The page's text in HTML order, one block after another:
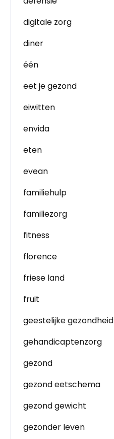
digitale zorg
diner
één
eet je gezond
eiwitten
envida
eten
evean
familiehulp
familiezorg
fitness
florence
friese land
fruit
geestelijke gezondheid
gehandicaptenzorg
gezond
gezond eetschema
gezond gewicht
gezonder leven